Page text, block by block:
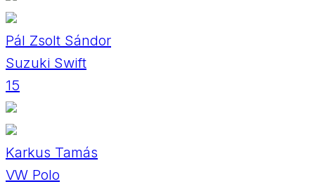
Pál Zsolt Sándor
Suzuki Swift
15
Karkus Tamás
VW Polo